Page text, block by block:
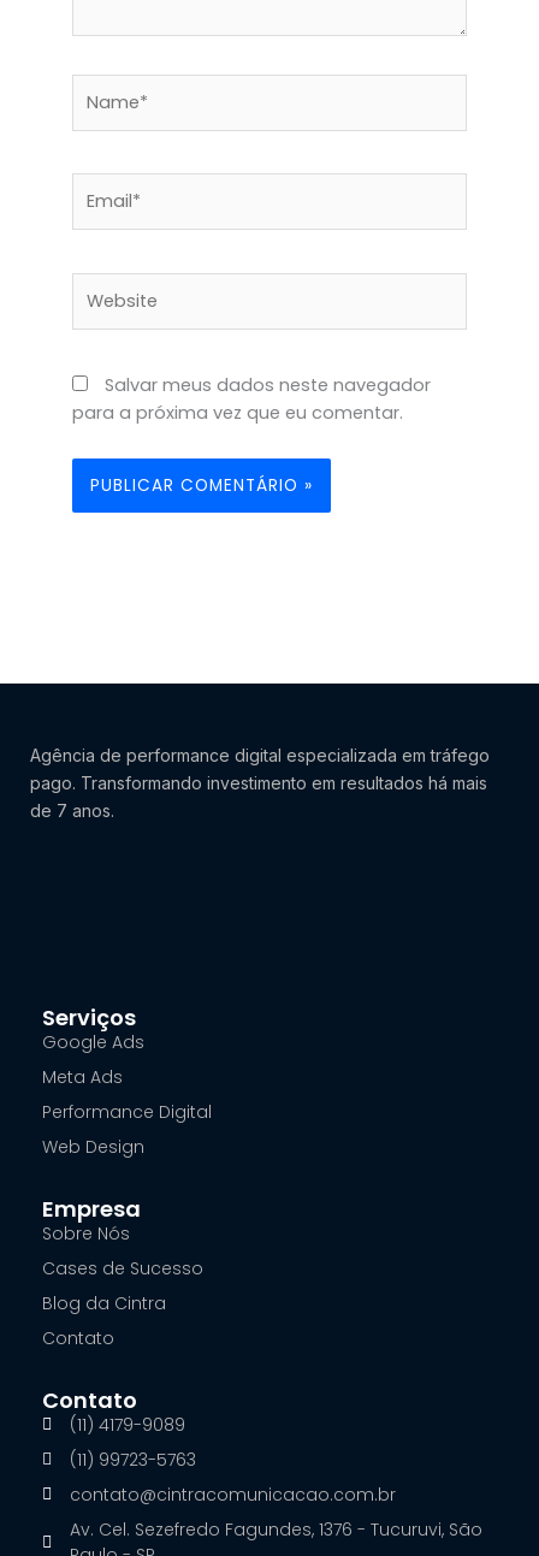
Salvar meus dados neste navegador
para a próxima vez que eu comentar.
Agência de performance digital especializada em tráfego
pago. Transformando investimento em resultados há mais
de 7 anos.
Serviços
Google Ads
Meta Ads
Performance Digital
Web Design
Empresa
Sobre Nós
Cases de Sucesso
Blog da Cintra
Contato
Contato
(11) 4179-9089
(11) 99723-5763
contato@cintracomunicacao.com.br
Av. Cel. Sezefredo Fagundes, 1376 - Tucuruvi, São